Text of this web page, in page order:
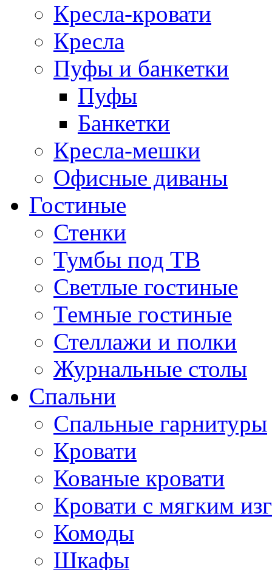
Кресла-кровати
Кресла
Пуфы и банкетки
Пуфы
Банкетки
Кресла-мешки
Офисные диваны
Гостиные
Стенки
Тумбы под ТВ
Светлые гостиные
Темные гостиные
Стеллажи и полки
Журнальные столы
Спальни
Спальные гарнитуры
Кровати
Кованые кровати
Кровати с мягким
Комоды
Шкафы